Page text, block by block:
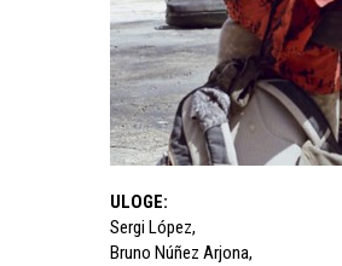
ULOGE:
Sergi López,
Bruno Núñez Arjona,